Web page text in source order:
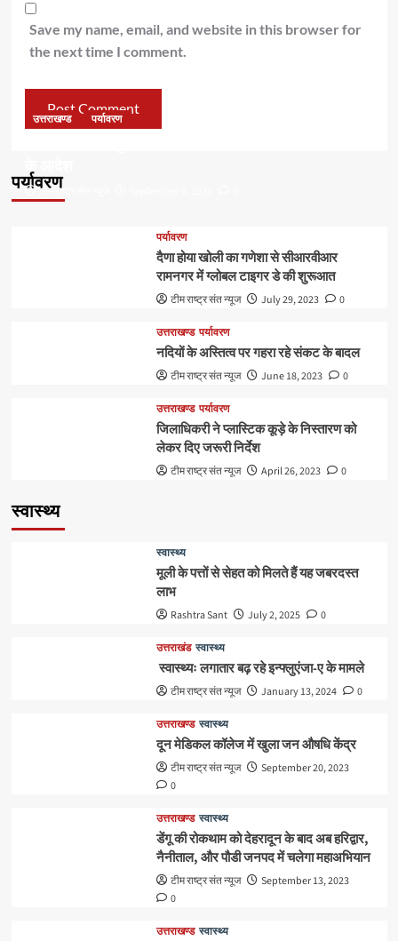
Save my name, email, and website in this browser for
the next time I comment.
पर्यावरण
उत्तराखण्ड पर्यावरण
के आदेश
टीम राष्ट्र संत न्यूज
पर्यावरण
दैणा होया खोली का गणेशा से सीआरवीआर
रामनगर में ग्लोबल टाइगर डे की शुरूआत
टीम राष्ट्र संत न्यूज July 29, 2023 0
उत्तराखण्ड पर्यावरण
नदियों के अस्तित्व पर गहरा रहे संकट के बादल
टीम राष्ट्र संत न्यूज June 18, 2023 0
उत्तराखण्ड पर्यावरण
जिलाधिकरी ने प्लास्टिक कूड़े के निस्तारण को
लेकर दिए जरूरी निर्देश
टीम राष्ट्र संत न्यूज April 26, 2023 0
स्वास्थ्य
स्वास्थ्य
मूली के पत्तों से सेहत को मिलते हैं यह जबरदस्त
लाभ
Rashtra Sant July 2, 2025 0
उत्तराखंड स्वास्थ्य
स्वास्थ्यः लगातार बढ़ रहे इन्फ्लुएंजा-ए के मामले
टीम राष्ट्र संत न्यूज January 13, 2024 0
उत्तराखण्ड स्वास्थ्य
दून मेडिकल कॉलेज में खुला जन औषधि केंद्र
टीम राष्ट्र संत न्यूज
September 20, 2023
0
उत्तराखण्ड स्वास्थ्य
डेंगू की रोकथाम को देहरादून के बाद अब हरिद्वार,
नैनीताल, और पौडी जनपद में चलेगा महाअभियान
टीम राष्ट्र संत न्यूज
September 13, 2023
0
उत्तराखण्ड स्वास्थ्य